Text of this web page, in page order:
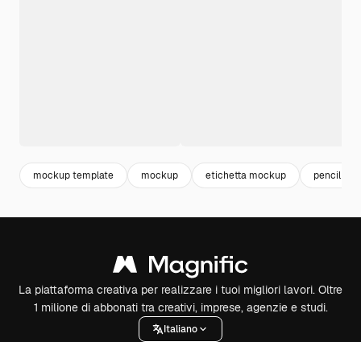
mockup template mockup etichetta mockup pencil
La piattaforma creativa per realizzare i tuoi migliori lavori. Oltre
1 milione di abbonati tra creativi, imprese, agenzie e studi.
Italiano